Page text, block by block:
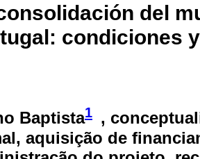
del
condiciones
Baptista1 ,
aquisição de